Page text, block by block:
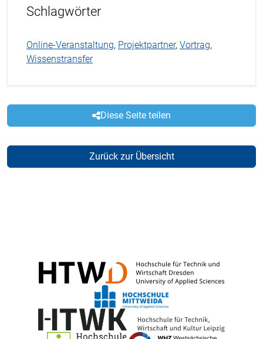
Schlagwörter
Online-Veranstaltung, Projektpartner, Vortrag,
Wissenstransfer
Diese Seite teilen
Zurück zur Übersicht